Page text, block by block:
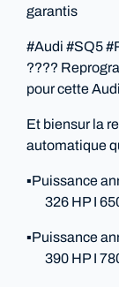
garantis
#Audi #SQ5
????
pour cette
Et biensur la
automatique
▪️Puissance
326 HP I
▪️Puissance
390 HP I